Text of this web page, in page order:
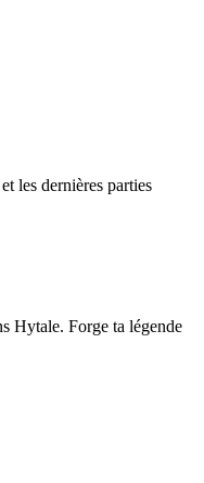
les dernières parties
Hytale. Forge ta légende